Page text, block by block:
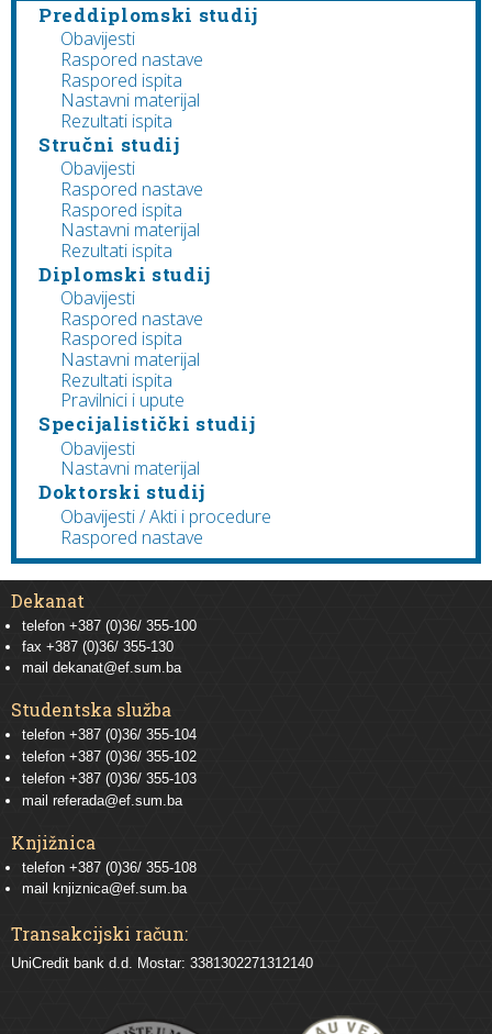
Preddiplomski studij
Obavijesti
Raspored nastave
Raspored ispita
Nastavni materijal
Rezultati ispita
Stručni studij
Obavijesti
Raspored nastave
Raspored ispita
Nastavni materijal
Rezultati ispita
Diplomski studij
Obavijesti
Raspored nastave
Raspored ispita
Nastavni materijal
Rezultati ispita
Pravilnici i upute
Specijalistički studij
Obavijesti
Nastavni materijal
Doktorski studij
Obavijesti / Akti i procedure
Raspored nastave
Dekanat
telefon +387 (0)36/ 355-100
fax +387 (0)36/ 355-130
mail dekanat@ef.sum.ba
Studentska služba
telefon +387 (0)36/ 355-104
telefon +387 (0)36/ 355-102
telefon +387 (0)36/ 355-103
mail referada@ef.sum.ba
Knjižnica
telefon +387 (0)36/ 355-108
mail knjiznica@ef.sum.ba
Transakcijski račun:
UniCredit bank d.d. Mostar: 3381302271312140